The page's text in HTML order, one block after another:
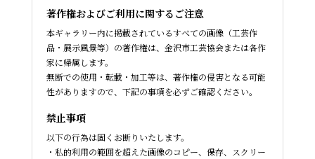
著作権およびご利用に関するご注意
本ギャラリー内に掲載されているすべての画像（工芸作
品・展示風景等）の著作権は、金沢市工芸協会または各作
家に帰属します。
無断での使用・転載・加工等は、著作権の侵害となる可能
性がありますので、下記の事項を必ずご確認ください。
禁止事項
以下の行為は固くお断りいたします。
私的利用の範囲を超えた画像のコピー、保存、スクリー